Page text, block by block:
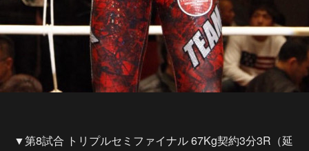
▼第8試合 トリプルセミファイナル 67Kg契約3分3R（延